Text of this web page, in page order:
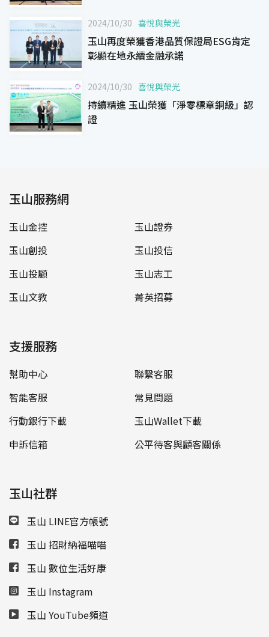
2024/10/30 喜悅與榮光
玉山再度榮獲香港品質保證局ESG肯定
彰顯在地永續金融承諾
2024/10/30 喜悅與榮光
持續精進 玉山榮獲「淨零標章銅級」認
證
玉山服務網
玉山金控
玉山證券
玉山創投
玉山投信
玉山投顧
玉山志工
玉山文教
菁英招募
支援服務
幫助中心
聯繫客服
智能客服
常見問題
行動銀行下載
玉山Wallet下載
申訴信箱
公平待客與顧客關係
玉山社群
玉山 LINE官方帳號
玉山 招財納福喵喵
玉山 數位生活好康
玉山 Instagram
玉山 YouTube頻道